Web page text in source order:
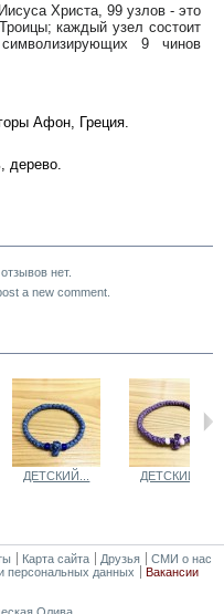
Христа, 99 узлов - это
каждый узел состоит
9 чинов
Афон, Греция.
дерево.
нет.
a new comment.
ДЕТСКИЙ... ДЕТСКИЙ...
Карта сайта Друзья
СМИ о нас
персональных данных Вакансии